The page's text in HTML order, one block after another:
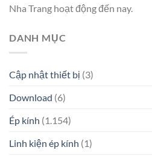
Nha Trang hoạt động đến nay.
DANH MỤC
Cập nhật thiết bị (3)
Download (6)
Ép kính (1.154)
Linh kiện ép kính (1)